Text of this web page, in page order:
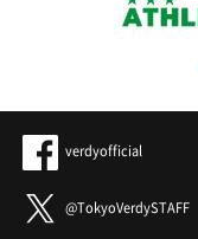
verdyofficial
@TokyoVerdySTAFF